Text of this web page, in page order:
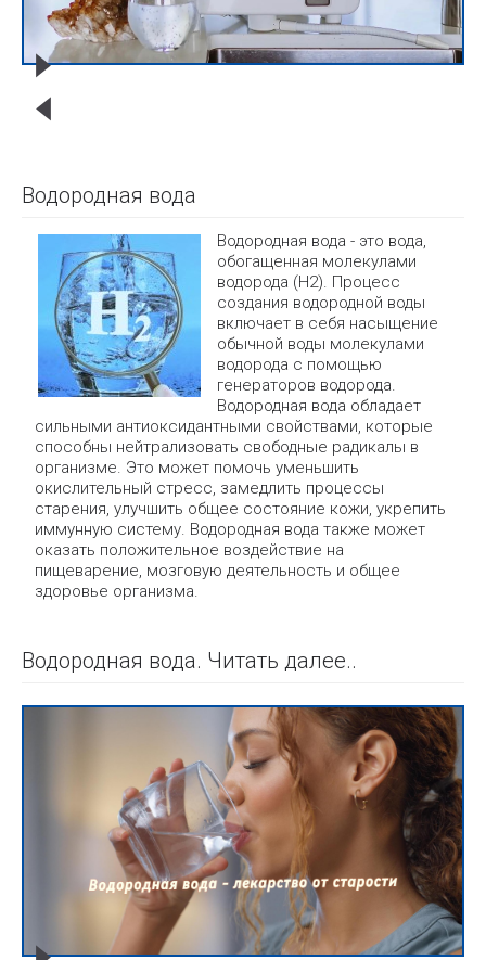
Водородная вода
Водородная вода - это вода,
обогащенная молекулами
водорода (H2). Процесс
создания водородной воды
включает в себя насыщение
обычной воды молекулами
водорода с помощью
генераторов водорода.
Водородная вода обладает
сильными антиоксидантными свойствами, которые
способны нейтрализовать свободные радикалы в
организме. Это может помочь уменьшить
окислительный стресс, замедлить процессы
старения, улучшить общее состояние кожи, укрепить
иммунную систему. Водородная вода также может
оказать положительное воздействие на
пищеварение, мозговую деятельность и общее
здоровье организма.
Водородная вода. Читать далее..